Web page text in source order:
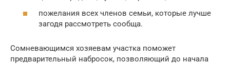
пожелания всех членов семьи, которые лучше
загодя рассмотреть сообща.
Сомневающимся хозяевам участка поможет
предварительный набросок, позволяющий до начала